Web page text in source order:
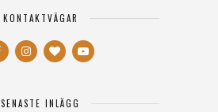
KONTAKTVÄGAR
SENASTE INLÄGG